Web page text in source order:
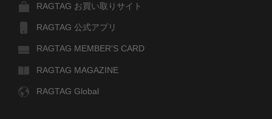
RAGTAG お買い取りサイト
RAGTAG 公式アプリ
RAGTAG MEMBER'S CARD
RAGTAG MAGAZINE
RAGTAG Global